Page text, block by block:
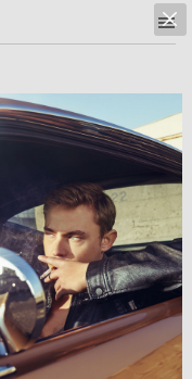
marcus hoehn